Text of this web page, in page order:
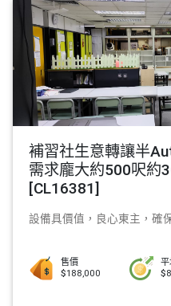
補習社生意轉讓半
需求龐大約500呎約
[CL16381]
設備具價值，良心東主，確
售價
$188,000